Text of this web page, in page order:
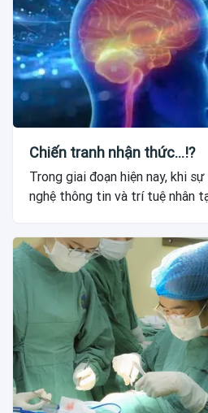
Chiến tranh nhận thức...!?
Trong giai đoạn hiện nay, khi
nghệ thông tin và trí tuệ nhân